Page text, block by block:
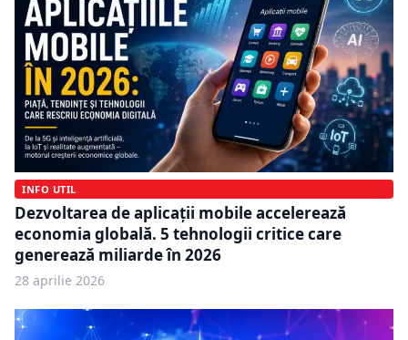
INFO UTIL
Dezvoltarea de aplicații mobile accelerează
economia globală. 5 tehnologii critice care
generează miliarde în 2026
28 aprilie 2026